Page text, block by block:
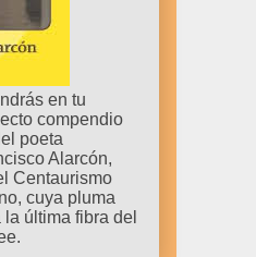
en tu
compendio
poeta
Alarcón,
Centaurismo
cuya pluma
última fibra del